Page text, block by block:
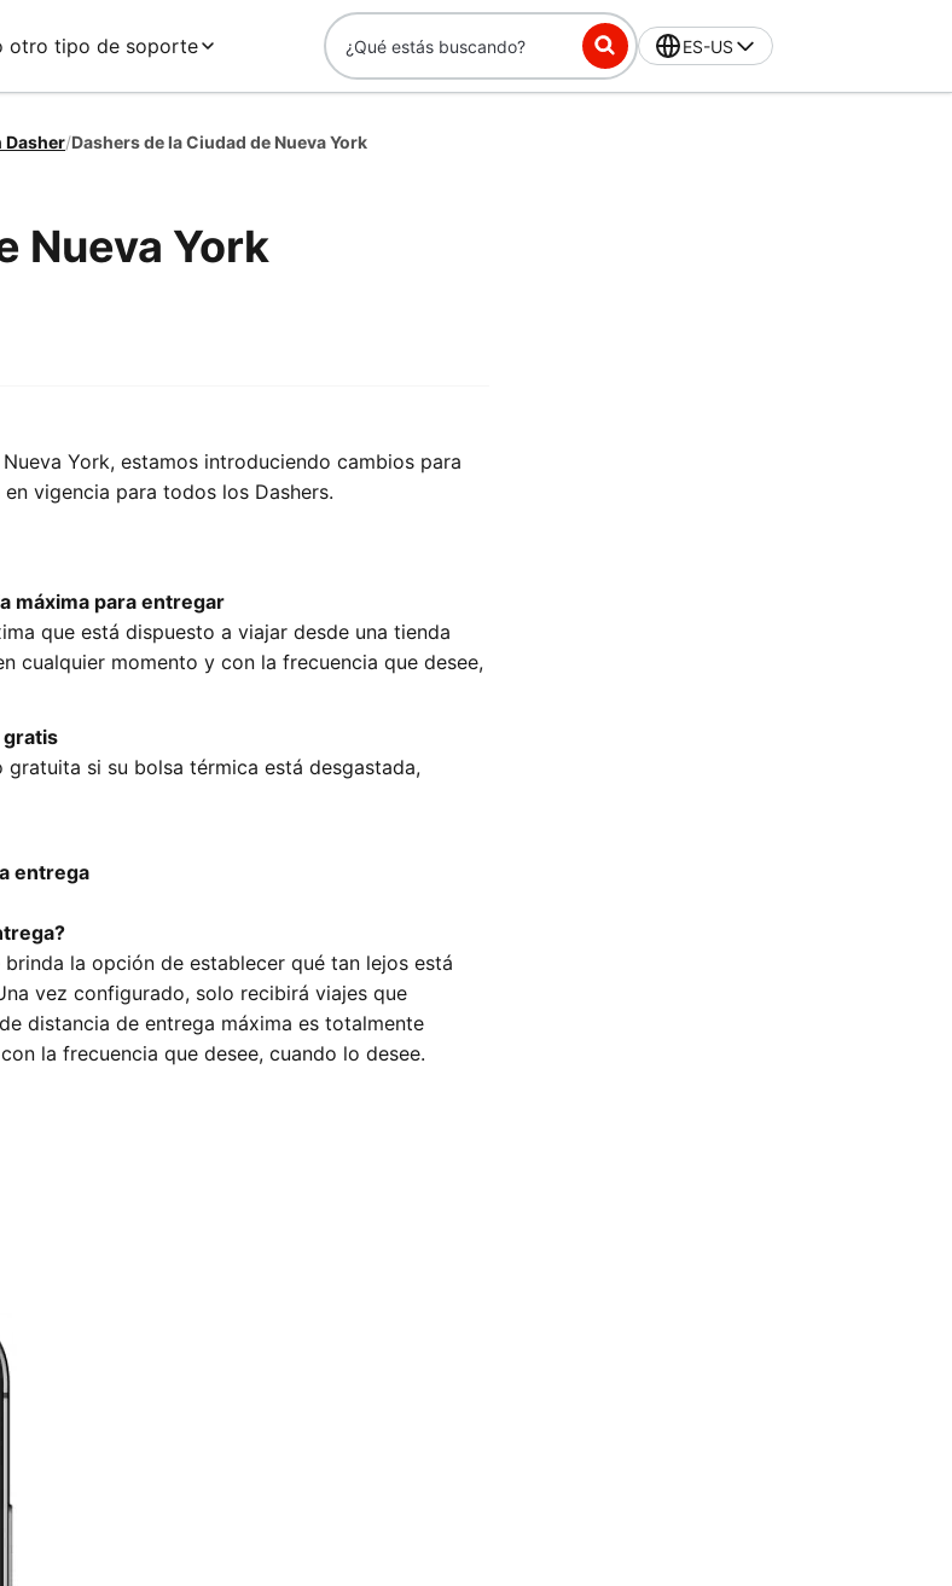
otro tipo de soporte ES-US
Dasher/Dashers de la Ciudad de Nueva York
Nueva York
York, estamos introduciendo cambios para
vigencia para todos los Dashers.
máxima para entregar
que está dispuesto a viajar desde una tienda
cualquier momento y con la frecuencia que desee,
gratis
si su bolsa térmica está desgastada,
entrega
la opción de establecer qué tan lejos está
vez configurado, solo recibirá viajes que
distancia de entrega máxima es totalmente
la frecuencia que desee, cuando lo desee.